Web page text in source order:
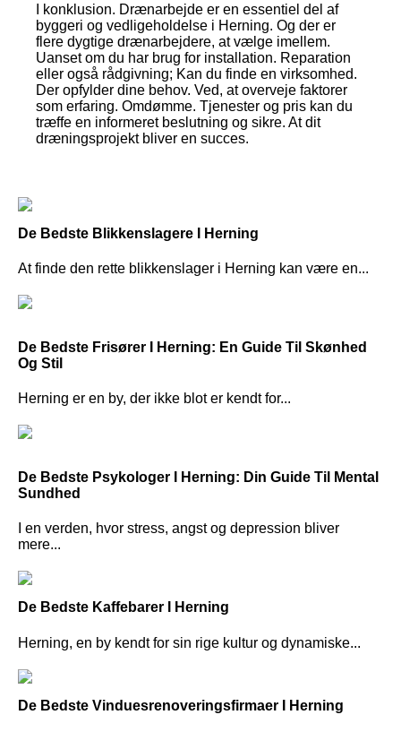
I konklusion. Drænarbejde er en essentiel del af
byggeri og vedligeholdelse i Herning. Og der er
flere dygtige drænarbejdere, at vælge imellem.
Uanset om du har brug for installation. Reparation
eller også rådgivning; Kan du finde en virksomhed.
Der opfylder dine behov. Ved, at overveje faktorer
som erfaring. Omdømme. Tjenester og pris kan du
træffe en informeret beslutning og sikre. At dit
dræningsprojekt bliver en succes.
De Bedste Blikkenslagere I Herning
At finde den rette blikkenslager i Herning kan være en...
De Bedste Frisører I Herning: En Guide Til Skønhed
Og Stil
Herning er en by, der ikke blot er kendt for...
De Bedste Psykologer I Herning: Din Guide Til Mental
Sundhed
I en verden, hvor stress, angst og depression bliver
mere...
De Bedste Kaffebarer I Herning
Herning, en by kendt for sin rige kultur og dynamiske...
De Bedste Vinduesrenoveringsfirmaer I Herning